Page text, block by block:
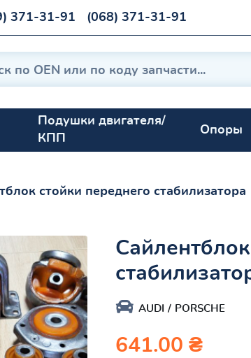
371-31-91 (068) 371-31-91
Подушки двигателя/
КПП
Опоры
стойки переднего стабилизатора
AUDI PORSCHE
641.00 ₴